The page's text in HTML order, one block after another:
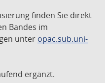
finden Sie direkt
Bandes im
unter opac.sub.uni-
ergänzt.